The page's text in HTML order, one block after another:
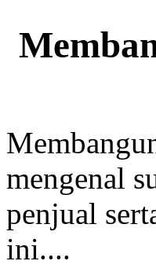
mengenal
penjual
ini....